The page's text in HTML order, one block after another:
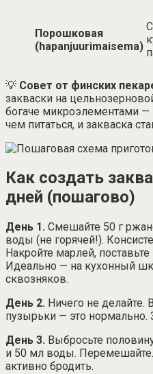
Порошковая
(hapanjuurimaisema)
💡 Совет от финских
закваски на
богаче микроэлементами
чем питаться, и закваска
Как создать
дней (пошагово)
День 1. Смешайте 50 г
воды (не горячей!).
Накройте марлей,
Идеально — на кухонный
сквозняков.
День 2. Ничего не
пузырьки — это нормально.
День 3. Выбросьте
и 50 мл воды. Перемешайте.
активно бродить.